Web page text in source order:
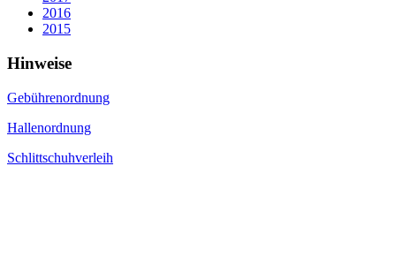
2016
2015
Hinweise
Gebührenordnung
Hallenordnung
Schlittschuhverleih